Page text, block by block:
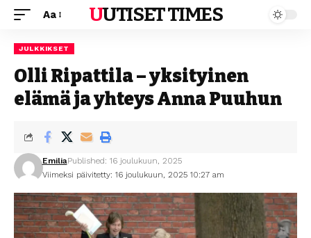
Aa UUTISET TIMES
JULKKIKSET
Olli Ripattila – yksityinen
elämä ja yhteys Anna Puuhun
Viimeksi päivitetty: 16 joulukuun, 2025 10:27 am
EmiliaPublished: 16 joulukuun, 2025